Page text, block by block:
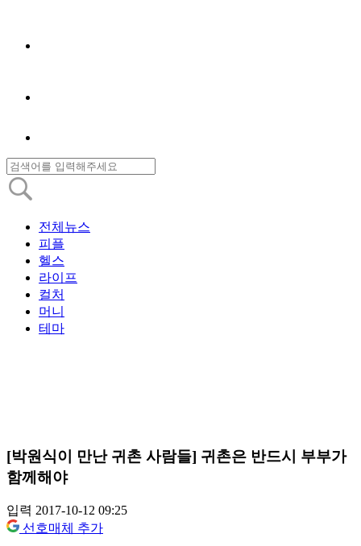
전체뉴스
피플
헬스
라이프
컬처
머니
테마
[박원식이 만난 귀촌 사람들] 귀촌은 반드시 부부가
함께해야
입력 2017-10-12 09:25
선호매체 추가